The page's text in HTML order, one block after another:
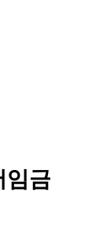
임금